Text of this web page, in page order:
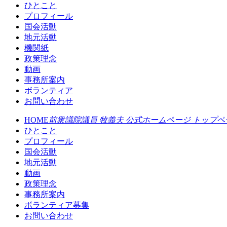
ひとこと
プロフィール
国会活動
地元活動
機関紙
政策理念
動画
事務所案内
ボランティア
お問い合わせ
HOME前衆議院議員 牧義夫 公式ホームページ トップペ
ひとこと
プロフィール
国会活動
地元活動
動画
政策理念
事務所案内
ボランティア募集
お問い合わせ